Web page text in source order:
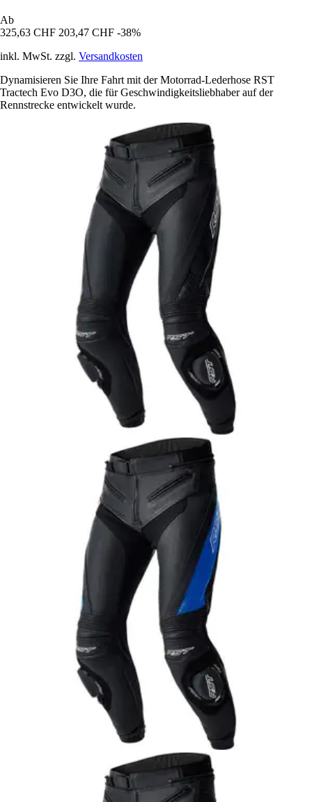
Ab
325,63 CHF 203,47 CHF -38%
inkl. MwSt. zzgl. Versandkosten
Dynamisieren Sie Ihre Fahrt mit der Motorrad-Lederhose RST
Tractech Evo D3O, die für Geschwindigkeitsliebhaber auf der
Rennstrecke entwickelt wurde.